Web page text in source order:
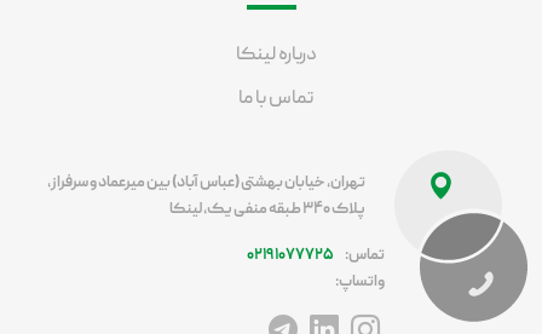
درباره لینکا
تماس با ما
تهران، خیابان بهشتی (عباس آباد) بین میرعماد و سرفراز،
پلاک ۳۴۰ طبقه منفی یک، لینکا
تماس:
۰۲۱۹۱۰۷۷۷۲۵
واتساپ: